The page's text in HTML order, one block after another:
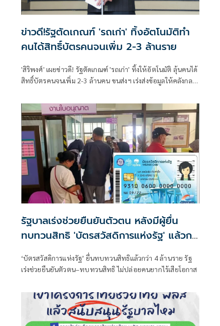
ข่าวดี!รัฐตัดเกณฑ์ 'รถเก่า' ทิ้งอัตโนมัติทำ
คนได้สิทธิ์บัตรคนจนเพิ่ม 2-3 ล้านราย
'สิริพงศ์' เผยข่าวดี! รัฐตัดเกณฑ์ 'รถเก่า' ทิ้งให้อัตโนมัติ ลุ้นคนได้
สิทธิ์บัตรคนจนเพิ่ม 2-3 ล้านคน ขนส่งฯ เร่งส่งข้อมูลให้คลังกลาง
รัฐบาลเร่งช่วยยืนยันตัวตน หลังมีผู้ยื่น
ทบทวนสิทธิ 'บัตรสวัสดิการแห่งรัฐ' แล้วก
‘บัตรสวัสดิการแห่งรัฐ’ ยื่นทบทวนสิทธิแล้วกว่า 4 ล้านราย รัฐ
เร่งช่วยยืนยันตัวตน–ทบทวนสิทธิ ไม่ปล่อยคนยากไร้เสียโอกาส